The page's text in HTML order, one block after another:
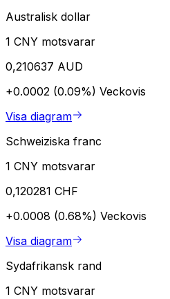
Australisk dollar
1 CNY motsvarar
0,210637 AUD
+0.0002 (0.09%) Veckovis
Visa diagram
Schweiziska franc
1 CNY motsvarar
0,120281 CHF
+0.0008 (0.68%) Veckovis
Visa diagram
Sydafrikansk rand
1 CNY motsvarar